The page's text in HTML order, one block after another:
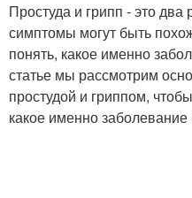
Простуда и грипп - это
симптомы могут быть
понять, какое именно
статье мы рассмотрим
простудой и гриппом,
какое именно